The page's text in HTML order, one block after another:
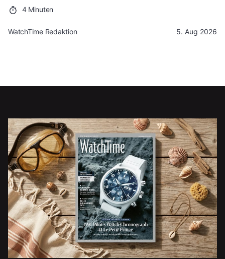
4 Minuten
WatchTime Redaktion 5. Aug 2026